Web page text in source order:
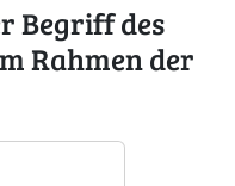
Begriff des
Rahmen der